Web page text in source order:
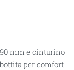
mm e cinturino
per comfort